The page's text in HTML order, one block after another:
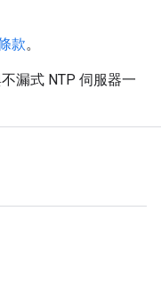
款。
漏式 NTP 伺服器一